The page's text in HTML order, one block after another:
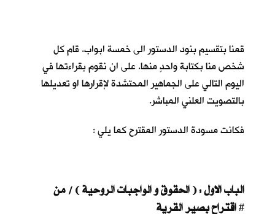
قمنا بتقسيم بنود الدستور الى خمسة ابواب. قام كل
شخص منا بكتابة واحدٍ منها. على ان نقوم بقراءتها في
اليوم التالي على الجماهير المحتشدة لإقرارها او تعديلها
بالتصويت العلني المباشر.
فكانت مسودة الدستور المقترح كما يلي :
الباب الاول : ( الحقوق و الواجبات الروحية ) / من
#